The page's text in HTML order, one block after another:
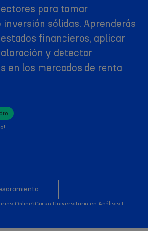
para tomar
inversión sólidas. Aprenderás
financieros, aplicar
y detectar
en los mercados de renta
Online